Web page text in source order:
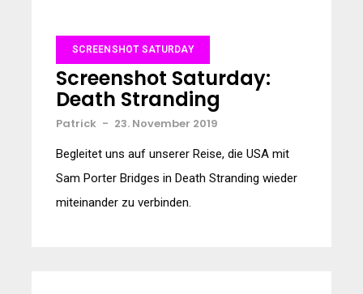
SCREENSHOT SATURDAY
Screenshot Saturday:
Death Stranding
Patrick - 23. November 2019
Begleitet uns auf unserer Reise, die USA mit
Sam Porter Bridges in Death Stranding wieder
miteinander zu verbinden.